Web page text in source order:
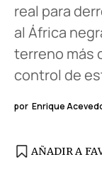
real para
al África
terreno más
control de
por Enrique
AÑADIR A